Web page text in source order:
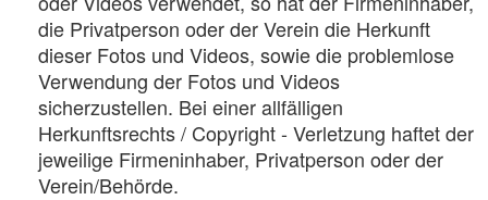
die Privatperson oder der Verein die Herkunft
dieser Fotos und Videos, sowie die problemlose
Verwendung der Fotos und Videos
sicherzustellen. Bei einer allfälligen
Herkunftsrechts / Copyright - Verletzung haftet der
jeweilige Firmeninhaber, Privatperson oder der
Verein/Behörde.